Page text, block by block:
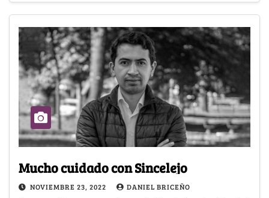
Mucho cuidado con Sincelejo
NOVIEMBRE 23, 2022 DANIEL BRICEÑO